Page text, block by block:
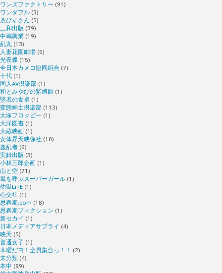
ワンズファクトリー (91)
ワンダフル (3)
ゑびすさん (5)
三和出版 (39)
中嶋興業 (19)
乱丸 (13)
人妻花園劇場 (6)
光夜蝶 (15)
全日本カメコ協同組合 (7)
十代 (1)
同人AV倶楽部 (1)
和とみやびの緊縛館 (1)
堅者の食卓 (1)
変態紳士倶楽部 (113)
大塚フロッピー (1)
大洋図書 (1)
大蔵映画 (1)
女体昇天映像社 (10)
姦乱者 (6)
実録出版 (3)
小林三郎企画 (1)
山と空 (71)
嵐を呼ぶスーパーガール (1)
幼獄LiTE (1)
心交社 (1)
思春期.com (18)
思春期フィクション (1)
新セカイ (1)
日本メディアサプライ (4)
映天 (5)
普通女子 (1)
木曜だヨ！全員集合っ！！ (2)
未分類 (4)
本中 (99)